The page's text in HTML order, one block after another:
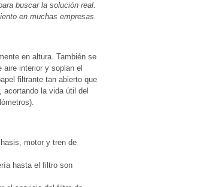
buscar la solución real.
en muchas empresas.
en altura. También se
interior y soplan el
filtrante tan abierto que
la vida útil del
motor y tren de
hasta el filtro son